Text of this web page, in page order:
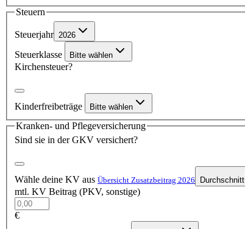
Steuern
Steuerjahr 2026
Steuerklasse Bitte wählen
Kirchensteuer?
Kinderfreibeträge Bitte wählen
Kranken- und Pflegeversicherung
Sind sie in der GKV versichert?
Wähle deine KV aus Übersicht Zusatzbeitrag 2026 Durchschnitt
mtl. KV Beitrag (PKV, sonstige)
€